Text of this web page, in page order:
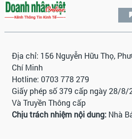
Địa chỉ: 156 Nguyễn Hữu Thọ,
Chí Minh
Hotline: 0703 778 279
Giấy phép số 379 cấp ngày 28/8/
Và Truyền Thông cấp
Chịu trách nhiệm nội dung:Nhà